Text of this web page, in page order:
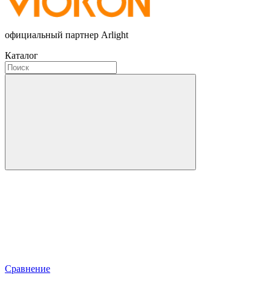
официальный партнер Arlight
Каталог
Сравнение